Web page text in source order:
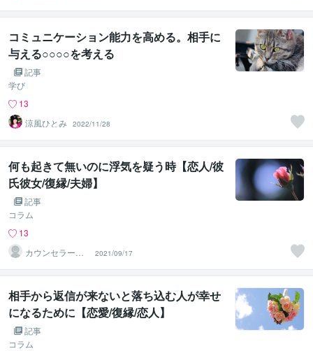
コミュニケーション能力を高める。相手に
与える○○○○を考える
記事
学び
13
涼風ひとみ 2022/11/28
何も起きて無いのに浮気を疑う時【恋人/彼
氏彼女/復縁/夫婦】
記事
コラム
13
カウンセラー佐
藤愛
2021/09/17
相手から返信が来ないと落ち込む人が幸せ
になるために【恋愛/復縁/恋人】
記事
コラム